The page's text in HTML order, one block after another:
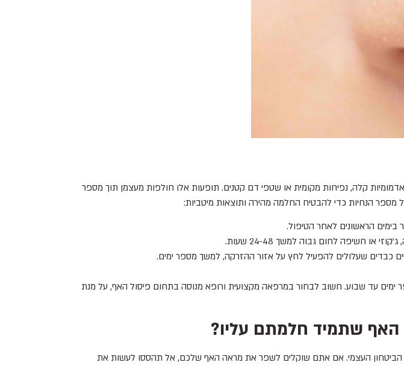
קלה, נפיחות מקומית או שטפי דם קטנים. תופעות אלו חולפות מעצמן תוך מספר
מספר הנחיות כדי להבטיח החלמה מהירה ותוצאות מיטביות:
בימים הראשונים לאחר הטיפול.
או חשיפה לחום גבוה למשך 24-48 שעות.
כבדים שעלולים להפעיל לחץ על אזור ההזרקה, למשך מספר ימים.
עד שבוע. חשוב לבחור במרפאה מקצועית ורופא מנוסה בתחום פיסול האף, על מנת
שתמיד חלמתם עליו?
הביטחון העצמי. אם אתם שוקלים לשפר את מראה האף שלכם, אל תהססו לעשות את